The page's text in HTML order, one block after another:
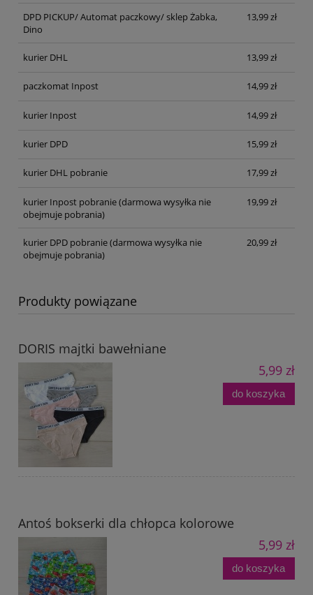
DPD PICKUP/ Automat paczkowy/ sklep Żabka,
Dino
13,99 zł
kurier DHL 13,99 zł
paczkomat Inpost 14,99 zł
kurier Inpost 14,99 zł
kurier DPD 15,99 zł
kurier DHL pobranie 17,99 zł
kurier Inpost pobranie(darmowa wysyłka nie
obejmuje pobrania)
19,99 zł
kurier DPD pobranie(darmowa wysyłka nie
obejmuje pobrania)
20,99 zł
Produkty powiązane
DORIS majtki bawełniane
5,99 zł
do koszyka
Antoś bokserki dla chłopca kolorowe
5,99 zł
do koszyka